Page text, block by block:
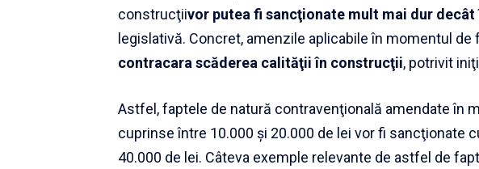
construcţiivor putea fi sancţionate mult mai dur decât
legislativă. Concret, amenzile aplicabile în momentul de
contracara scăderea calităţii în construcţii, potrivit
Astfel, faptele de natură contravenţională amendate în
cuprinse între 10.000 şi 20.000 de lei vor fi sancţionate
40.000 de lei. Câteva exemple relevante de astfel de